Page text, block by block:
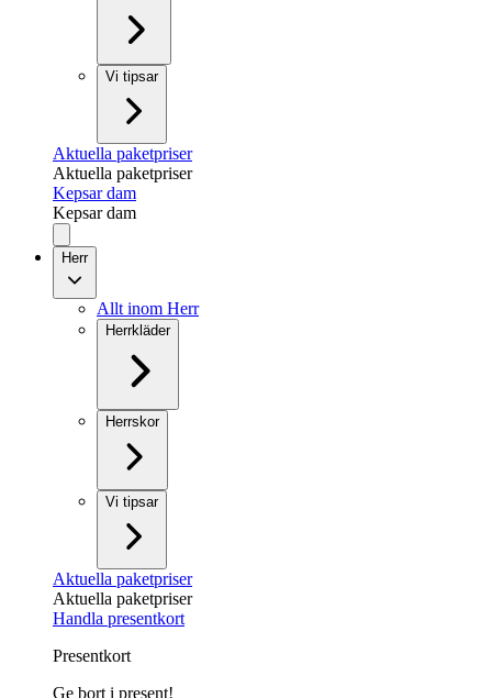
Vi tipsar
Aktuella paketpriser
Aktuella paketpriser
Kepsar dam
Kepsar dam
Herr
Allt inom Herr
Herrkläder
Herrskor
Vi tipsar
Aktuella paketpriser
Aktuella paketpriser
Handla presentkort
Presentkort
Ge bort i present!